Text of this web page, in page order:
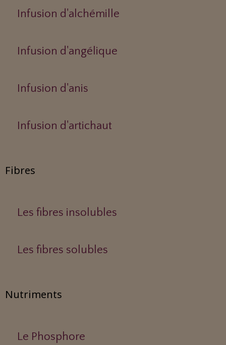
Infusion d'alchémille
Infusion d'angélique
Infusion d'anis
Infusion d'artichaut
Fibres
Les fibres insolubles
Les fibres solubles
Nutriments
Le Phosphore